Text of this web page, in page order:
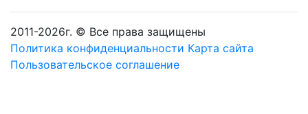
2011-2026г. © Все права защищены
Политика конфиденциальности Карта сайта
Пользовательское соглашение